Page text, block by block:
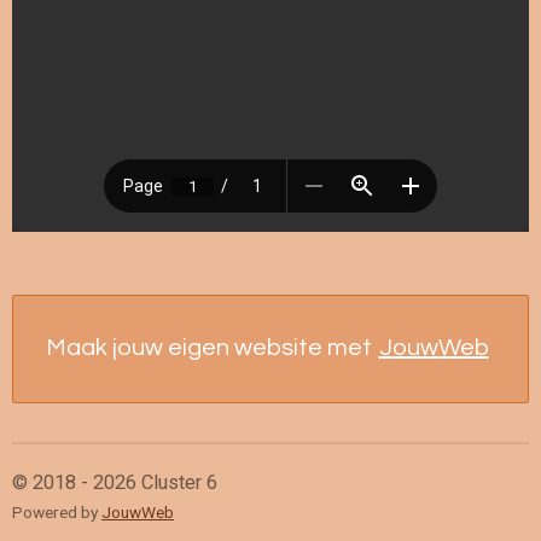
Maak jouw eigen website met JouwWeb
© 2018 - 2026 Cluster 6
Powered by JouwWeb